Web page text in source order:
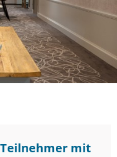
mit